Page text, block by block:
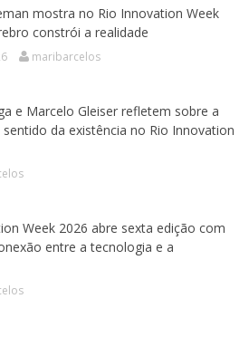
mostra no Rio Innovation Week
constrói a realidade
maribarcelos
e Marcelo Gleiser refletem sobre a
da existência no Rio Innovation
Week 2026 abre sexta edição com
entre a tecnologia e a